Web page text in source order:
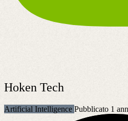
Hoken Tech
Artificial Intelligence Pubblicato 1